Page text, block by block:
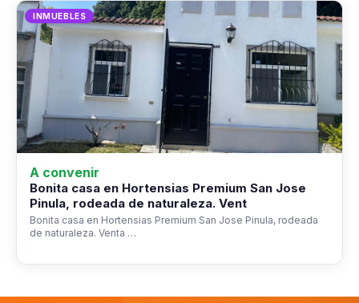
INMUEBLES
A convenir
Bonita casa en Hortensias Premium San Jose
Pinula, rodeada de naturaleza. Vent
Bonita casa en Hortensias Premium San Jose Pinula, rodeada
de naturaleza. Venta …